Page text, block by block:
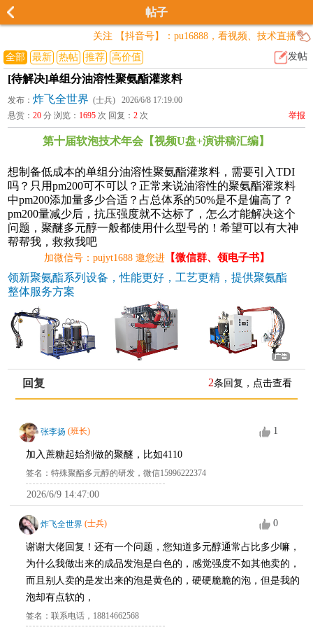
帖子
关注 【抖音号】：pu16888，看视频、技术直播
全部 最新 热帖 推荐 高价值 发帖
[待解决]单组分油溶性聚氨酯灌浆料
发布：炸飞全世界 (士兵) 2026/6/8 17:19:00
悬赏：20 分 浏览： 1695 次 回复：2 次 举报
第十届软泡技术年会【视频U盘+演讲稿汇编】
想制备低成本的单组分油溶性聚氨酯灌浆料，需要引入TDI
吗？只用pm200可不可以？正常来说油溶性的聚氨酯灌浆料
中pm200添加量多少合适？占总体系的50%是不是偏高了？
pm200量减少后，抗压强度就不达标了，怎么才能解决这个
问题，聚醚多元醇一般都使用什么型号的！希望可以有大神
帮帮我，救救我吧
加微信号：pujyt1688 邀您进【微信群、领电子书】
领新聚氨酯系列设备，性能更好，工艺更精，提供聚氨酯
整体服务方案
2条回复，点击查看
回复
张李扬 (班长) 1
加入蔗糖起始剂做的聚醚，比如4110
签名：特殊聚酯多元醇的研发，微信15996222374
2026/6/9 14:47:00
炸飞全世界(士兵) 0
谢谢大佬回复！还有一个问题，您知道多元醇通常占比多少嘛，
为什么我做出来的成品发泡是白色的，感觉强度不如其他卖的，
而且别人卖的是发出来的泡是黄色的，硬硬脆脆的泡，但是我的
泡却有点软的，
签名：联系电话，18814662568